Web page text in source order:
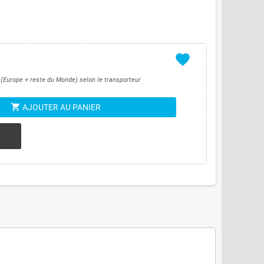
favorite
+ reste du Monde) selon le transporteur
shopping_cart AJOUTER AU PANIER